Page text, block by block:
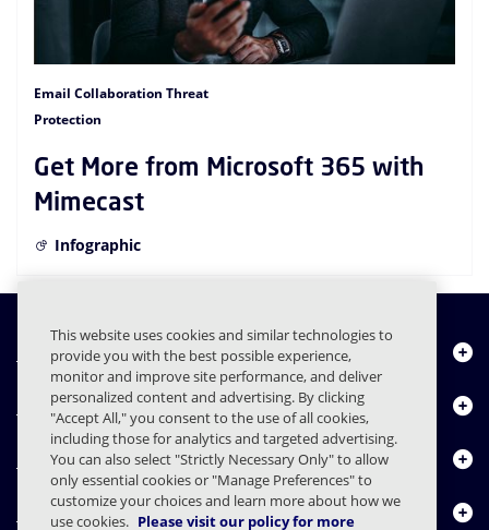
Email Collaboration Threat
Protection
Get More from Microsoft 365 with
Mimecast
Infographic
Chi siamo
Prodotti
Centro risorse
Contattaci
This website uses cookies and similar technologies to
provide you with the best possible experience,
monitor and improve site performance, and deliver
personalized content and advertising. By clicking
"Accept All," you consent to the use of all cookies,
including those for analytics and targeted advertising.
You can also select "Strictly Necessary Only" to allow
only essential cookies or "Manage Preferences" to
customize your choices and learn more about how we
use cookies. Please visit our policy for more